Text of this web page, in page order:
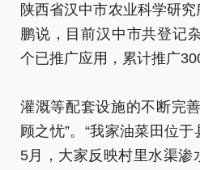
陕西省汉中市农业科学研
鹏说，目前汉中市共登记
个已推广应用，累计推广
灌溉等配套设施的不断完
顾之忧”。“我家油菜田位
5月，大家反映村里水渠渗